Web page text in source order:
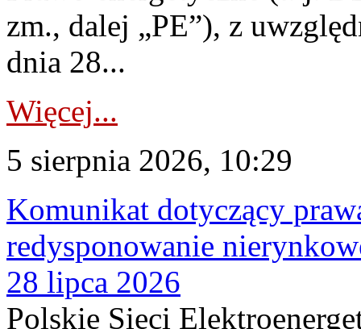
zm., dalej „PE”), z
dnia 28...
Więcej...
5 sierpnia 2026, 10:29
Komunikat dotyczący
redysponowanie
28 lipca 2026
Polskie Sieci